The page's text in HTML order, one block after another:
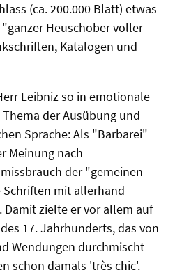
(ca. 200.000 Blatt) etwas
Heuschober voller
Katalogen und
Leibniz so in emotionale
der Ausübung und
Sprache: Als "Barbarei"
Meinung nach
der "gemeinen
Schriften mit allerhand
Damit zielte er vor allem auf
17. Jahrhunderts, das von
Wendungen durchmischt
schon damals 'très chic'.